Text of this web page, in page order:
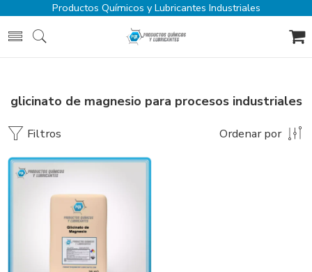
Productos Químicos y Lubricantes Industriales
glicinato de magnesio para procesos industriales
Filtros Ordenar por